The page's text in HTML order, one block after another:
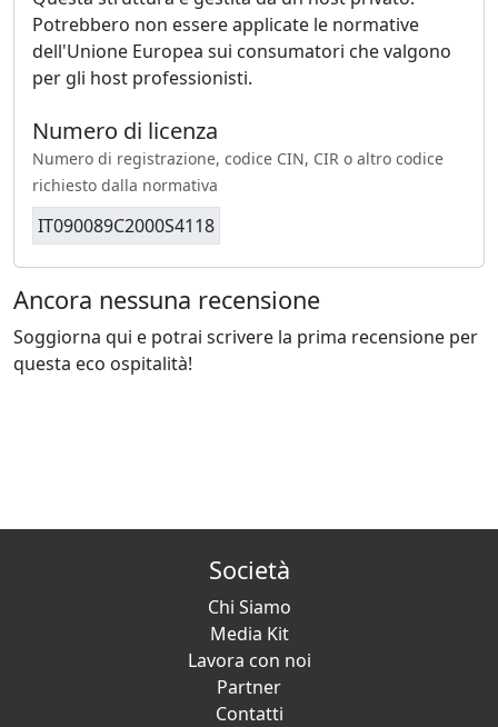
Potrebbero non essere applicate le normative
dell'Unione Europea sui consumatori che valgono
per gli host professionisti.
Numero di licenza
Numero di registrazione, codice CIN, CIR o altro codice
richiesto dalla normativa
IT090089C2000S4118
Ancora nessuna recensione
Soggiorna qui e potrai scrivere la prima recensione per
questa eco ospitalità!
Società
Chi Siamo
Media Kit
Lavora con noi
Partner
Contatti